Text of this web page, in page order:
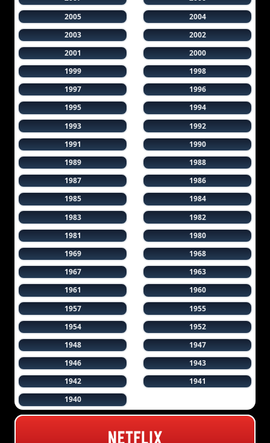
2005
2004
2003
2002
2001
2000
1999
1998
1997
1996
1995
1994
1993
1992
1991
1990
1989
1988
1987
1986
1985
1984
1983
1982
1981
1980
1969
1968
1967
1963
1961
1960
1957
1955
1954
1952
1948
1947
1946
1943
1942
1941
1940